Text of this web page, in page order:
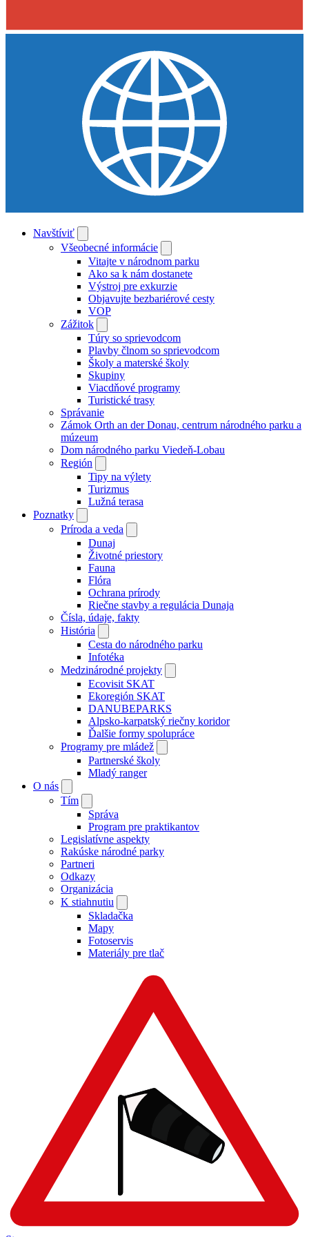
Navštíviť
Všeobecné informácie
Vitajte v národnom parku
Ako sa k nám dostanete
Výstroj pre exkurzie
Objavujte bezbariérové cesty
VOP
Zážitok
Túry so sprievodcom
Plavby člnom so sprievodcom
Školy a materské školy
Skupiny
Viacdňové programy
Turistické trasy
Správanie
Zámok Orth an der Donau, centrum národného parku a
múzeum
Dom národného parku Viedeň-Lobau
Región
Tipy na výlety
Turizmus
Lužná terasa
Poznatky
Príroda a veda
Dunaj
Životné priestory
Fauna
Flóra
Ochrana prírody
Riečne stavby a regulácia Dunaja
Čísla, údaje, fakty
História
Cesta do národného parku
Infotéka
Medzinárodné projekty
Ecovisit SKAT
Ekoregión SKAT
DANUBEPARKS
Alpsko-karpatský riečny koridor
Ďalšie formy spolupráce
Programy pre mládež
Partnerské školy
Mladý ranger
O nás
Tím
Správa
Program pre praktikantov
Legislatívne aspekty
Rakúske národné parky
Partneri
Odkazy
Organizácia
K stiahnutiu
Skladačka
Mapy
Fotoservis
Materiály pre tlač